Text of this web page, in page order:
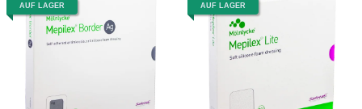
AUF LAGER AUF LAGER